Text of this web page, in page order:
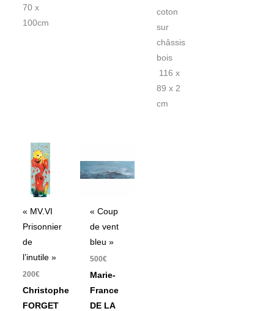
70 x
100cm
coton
sur
châssis
bois
116 x
89 x 2
cm
« MV.VI
Prisonnier
de
l’inutile »
200€
Christophe
FORGET
« Coup
de vent
bleu »
500€
Marie-
France
DE LA